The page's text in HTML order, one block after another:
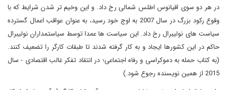
در هر دو سوی اقیانوس اطلس شمالی رخ داد. و این وخیم تر شدن شرایط که با
وقوع رکود بزرگ در سال 2007 به اوج خود رسید، به عنوان عواقب اعمال گسترده
سیاست های نولیبرال رخ داد. این سیاست ها عمدا توسط سیاستمداران نولیبرال
حاکم در این کشورها ایجاد و به کار گرفته شدند تا طبقات کارگر را تضعیف کنند.
(به کتاب حمله به دموکراسی و رفاه اجتماعی؛ در انتقاد تفکر غالب اقتصادی - سال
2015 از همین نویسنده رجوع شود.)